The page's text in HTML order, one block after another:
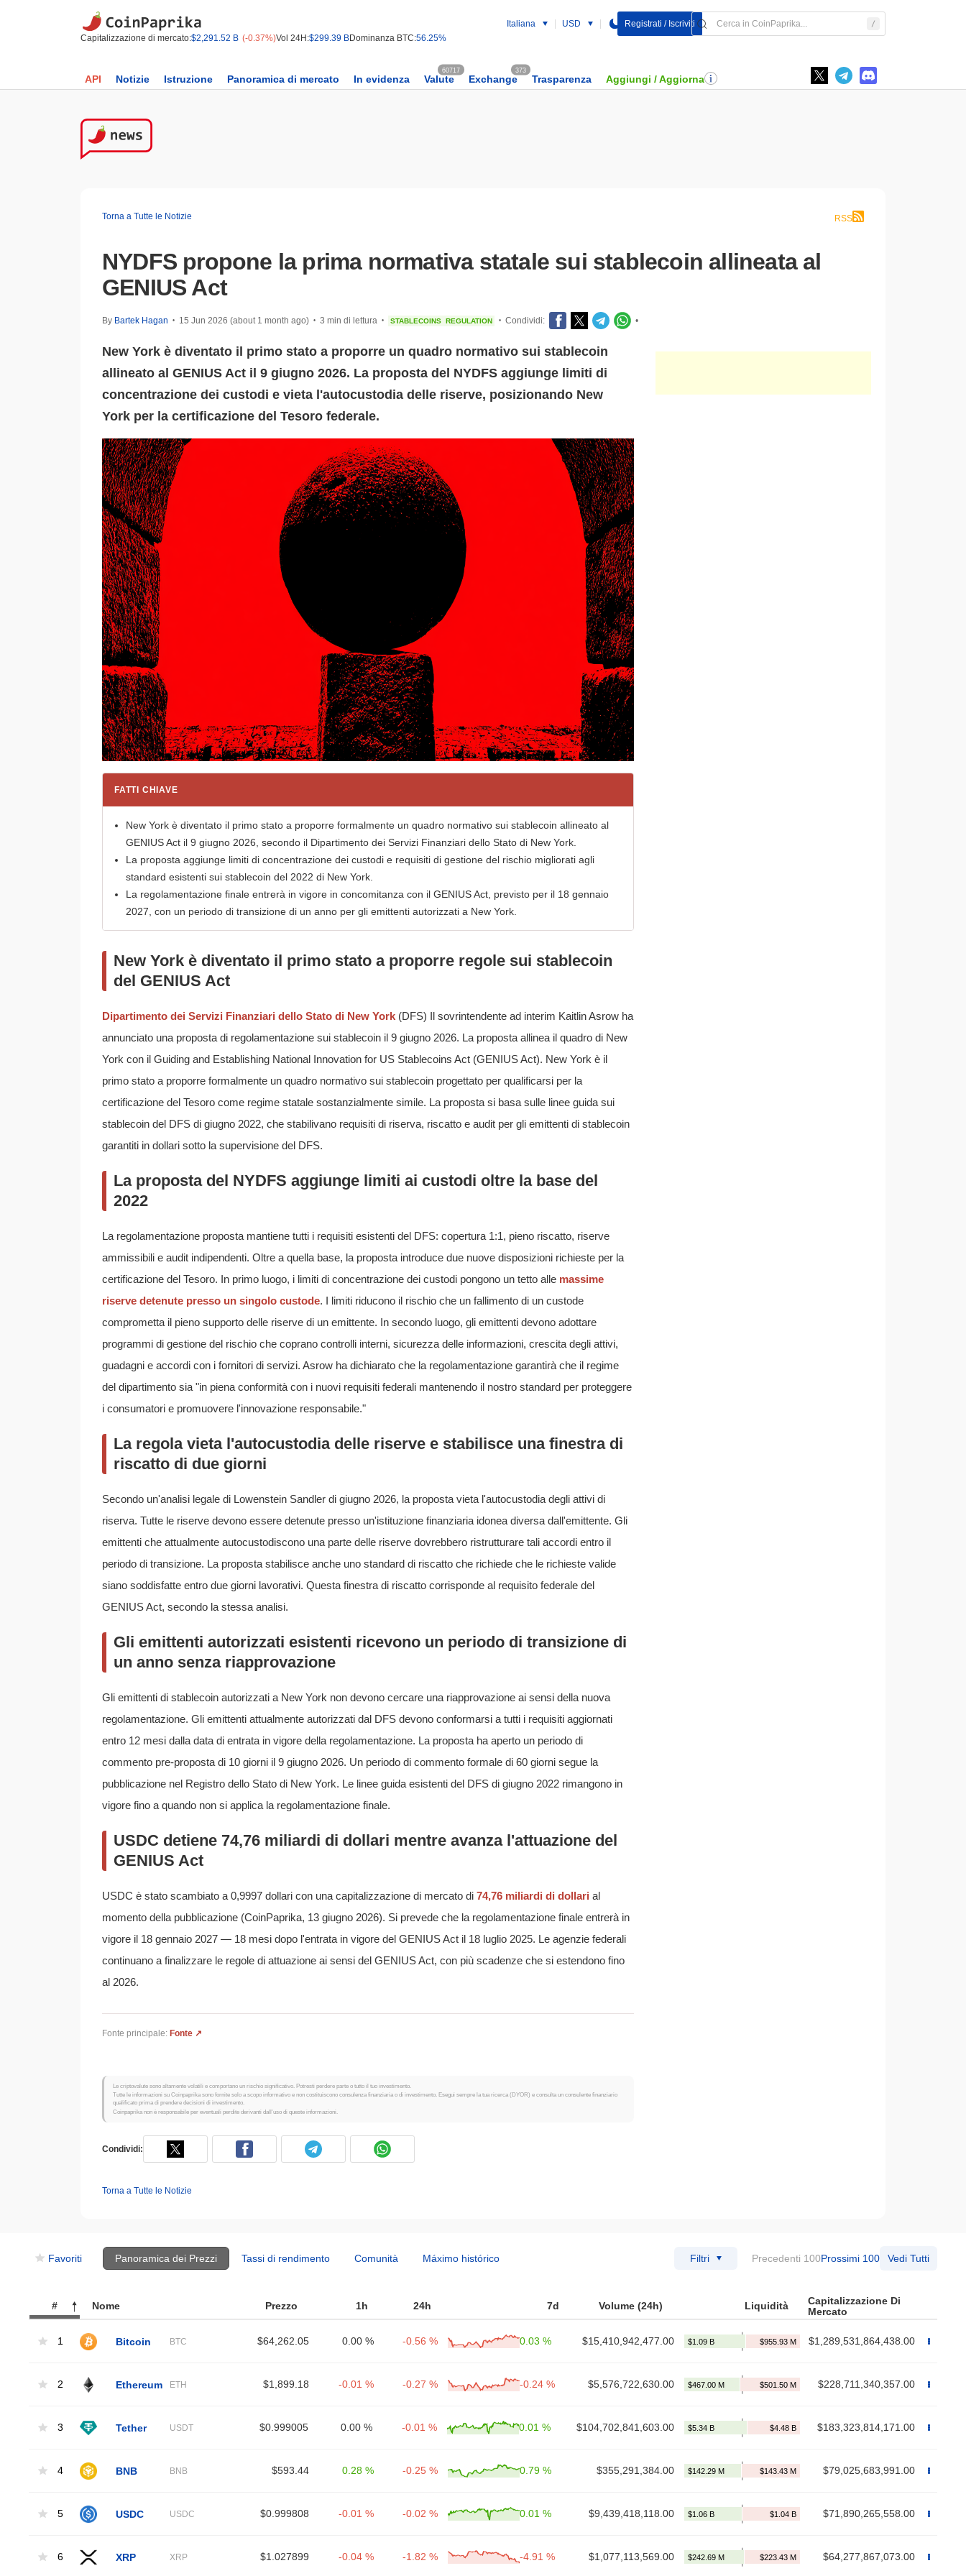
Capitalizzazione di mercato:$2,291.52 B (-0.37%)Vol 24H:$299.39 BDominanza BTC:56.25%
Italiana USD Registrati / Iscriviti
API Notizie Istruzione Panoramica di mercato In evidenza Valute
60717
Exchange
373
Trasparenza Aggiungi / Aggiorna
Torna a Tutte le Notizie RSS
NYDFS propone la prima normativa statale sui stablecoin allineata al
GENIUS Act
By Bartek Hagan • 15 Jun 2026 (about 1 month ago) • 3 min di lettura • STABLECOINS REGULATION • Condividi: •
New York è diventato il primo stato a proporre un quadro normativo sui stablecoin
allineato al GENIUS Act il 9 giugno 2026. La proposta del NYDFS aggiunge limiti di
concentrazione dei custodi e vieta l'autocustodia delle riserve, posizionando New
York per la certificazione del Tesoro federale.
FATTI CHIAVE
New York è diventato il primo stato a proporre formalmente un quadro normativo sui stablecoin allineato al
GENIUS Act il 9 giugno 2026, secondo il Dipartimento dei Servizi Finanziari dello Stato di New York.
La proposta aggiunge limiti di concentrazione dei custodi e requisiti di gestione del rischio migliorati agli
standard esistenti sui stablecoin del 2022 di New York.
La regolamentazione finale entrerà in vigore in concomitanza con il GENIUS Act, previsto per il 18 gennaio
2027, con un periodo di transizione di un anno per gli emittenti autorizzati a New York.
New York è diventato il primo stato a proporre regole sui stablecoin
del GENIUS Act
Dipartimento dei Servizi Finanziari dello Stato di New York (DFS) Il sovrintendente ad interim Kaitlin Asrow ha
annunciato una proposta di regolamentazione sui stablecoin il 9 giugno 2026. La proposta allinea il quadro di New
York con il Guiding and Establishing National Innovation for US Stablecoins Act (GENIUS Act). New York è il
primo stato a proporre formalmente un quadro normativo sui stablecoin progettato per qualificarsi per la
certificazione del Tesoro come regime statale sostanzialmente simile. La proposta si basa sulle linee guida sui
stablecoin del DFS di giugno 2022, che stabilivano requisiti di riserva, riscatto e audit per gli emittenti di stablecoin
garantiti in dollari sotto la supervisione del DFS.
La proposta del NYDFS aggiunge limiti ai custodi oltre la base del
2022
La regolamentazione proposta mantiene tutti i requisiti esistenti del DFS: copertura 1:1, pieno riscatto, riserve
ammissibili e audit indipendenti. Oltre a quella base, la proposta introduce due nuove disposizioni richieste per la
certificazione del Tesoro. In primo luogo, i limiti di concentrazione dei custodi pongono un tetto alle massime
riserve detenute presso un singolo custode. I limiti riducono il rischio che un fallimento di un custode
comprometta il pieno supporto delle riserve di un emittente. In secondo luogo, gli emittenti devono adottare
programmi di gestione del rischio che coprano controlli interni, sicurezza delle informazioni, crescita degli attivi,
guadagni e accordi con i fornitori di servizi. Asrow ha dichiarato che la regolamentazione garantirà che il regime
del dipartimento sia "in piena conformità con i nuovi requisiti federali mantenendo il nostro standard per proteggere
i consumatori e promuovere l'innovazione responsabile."
La regola vieta l'autocustodia delle riserve e stabilisce una finestra di
riscatto di due giorni
Secondo un'analisi legale di Lowenstein Sandler di giugno 2026, la proposta vieta l'autocustodia degli attivi di
riserva. Tutte le riserve devono essere detenute presso un'istituzione finanziaria idonea diversa dall'emittente. Gli
emittenti che attualmente autocustodiscono una parte delle riserve dovrebbero ristrutturare tali accordi entro il
periodo di transizione. La proposta stabilisce anche uno standard di riscatto che richiede che le richieste valide
siano soddisfatte entro due giorni lavorativi. Questa finestra di riscatto corrisponde al requisito federale del
GENIUS Act, secondo la stessa analisi.
Gli emittenti autorizzati esistenti ricevono un periodo di transizione di
un anno senza riapprovazione
Gli emittenti di stablecoin autorizzati a New York non devono cercare una riapprovazione ai sensi della nuova
regolamentazione. Gli emittenti attualmente autorizzati dal DFS devono conformarsi a tutti i requisiti aggiornati
entro 12 mesi dalla data di entrata in vigore della regolamentazione. La proposta ha aperto un periodo di
commento pre-proposta di 10 giorni il 9 giugno 2026. Un periodo di commento formale di 60 giorni segue la
pubblicazione nel Registro dello Stato di New York. Le linee guida esistenti del DFS di giugno 2022 rimangono in
vigore fino a quando non si applica la regolamentazione finale.
USDC detiene 74,76 miliardi di dollari mentre avanza l'attuazione del
GENIUS Act
USDC è stato scambiato a 0,9997 dollari con una capitalizzazione di mercato di 74,76 miliardi di dollari al
momento della pubblicazione (CoinPaprika, 13 giugno 2026). Si prevede che la regolamentazione finale entrerà in
vigore il 18 gennaio 2027 — 18 mesi dopo l'entrata in vigore del GENIUS Act il 18 luglio 2025. Le agenzie federali
continuano a finalizzare le regole di attuazione ai sensi del GENIUS Act, con più scadenze che si estendono fino
al 2026.
Fonte principale: Fonte ↗
Le criptovalute sono altamente volatili e comportano un rischio significativo. Potresti perdere parte o tutto il tuo investimento.
Tutte le informazioni su Coinpaprika sono fornite solo a scopo informativo e non costituiscono consulenza finanziaria o di investimento. Esegui sempre la tua ricerca (DYOR) e consulta un consulente finanziario
qualificato prima di prendere decisioni di investimento.
Coinpaprika non è responsabile per eventuali perdite derivanti dall'uso di queste informazioni.
Condividi:
Torna a Tutte le Notizie
Favoriti Panoramica dei Prezzi Tassi di rendimento Comunità Máximo histórico Filtri Precedenti 100Prossimi 100 Vedi Tutti
# Nome Prezzo 1h 24h 7d Volume (24h) Liquidità
Capitalizzazione Di
Mercato
1 Bitcoin BTC $64,262.05 0.00 % -0.56 % 0.03 % $15,410,942,477.00 $1,289,531,864,438.00
2 Ethereum ETH $1,899.18 -0.01 % -0.27 % -0.24 % $5,576,722,630.00 $228,711,340,357.00
3 Tether USDT $0.999005 0.00 % -0.01 % 0.01 % $104,702,841,603.00 $183,323,814,171.00
4 BNB BNB $593.44 0.28 % -0.25 % 0.79 % $355,291,384.00 $79,025,683,991.00
5 USDC USDC $0.999808 -0.01 % -0.02 % 0.01 % $9,439,418,118.00 $71,890,265,558.00
6 XRP XRP $1.027899 -0.04 % -1.82 % -4.91 % $1,077,113,569.00 $64,277,867,073.00